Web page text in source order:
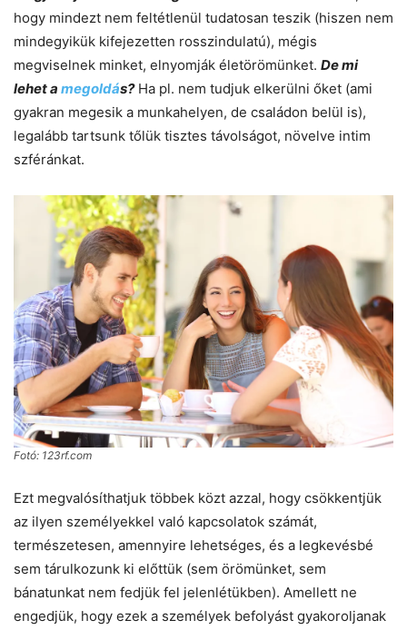
hogy mindezt nem feltétlenül tudatosan teszik (hiszen nem
mindegyikük kifejezetten rosszindulatú), mégis
megviselnek minket, elnyomják életörömünket. De mi
lehet a megoldás?Ha pl. nem tudjuk elkerülni őket (ami
gyakran megesik a munkahelyen, de családon belül is),
legalább tartsunk tőlük tisztes távolságot, növelve intim
szféránkat.
Fotó: 123rf.com
Ezt megvalósíthatjuk többek közt azzal, hogy csökkentjük
az ilyen személyekkel való kapcsolatok számát,
természetesen, amennyire lehetséges, és a legkevésbé
sem tárulkozunk ki előttük (sem örömünket, sem
bánatunkat nem fedjük fel jelenlétükben). Amellett ne
engedjük, hogy ezek a személyek befolyást gyakoroljanak